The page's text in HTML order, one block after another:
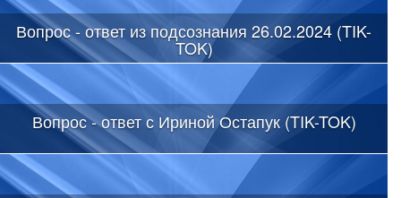
Вопрос - ответ из подсознания 26.02.2024 (TIK-
TOK)
Вопрос - ответ с Ириной Остапук (TIK-TOK)